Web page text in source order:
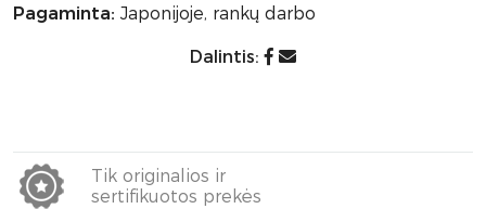
Pagaminta: Japonijoje, rankų darbo
Dalintis:
Tik originalios ir
sertifikuotos prekės